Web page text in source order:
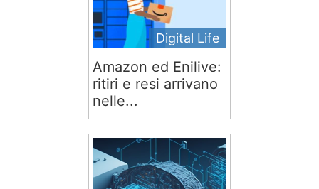
Digital Life
Amazon ed Enilive:
ritiri e resi arrivano
nelle...